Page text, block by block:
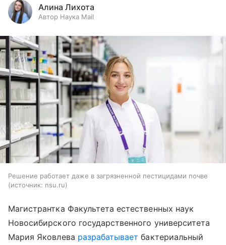
Алина Лихота
Автор Наука Mail
Решение работает даже в загрязненной пестицидами почве
источник: nsu.ru
Магистрантка Факультета естественных наук
Новосибирского государственного университета
Мария Яковлева разрабатывает бактериальный